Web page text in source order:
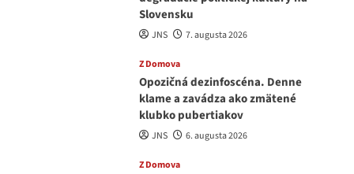
Slovensku
JNS 7. augusta 2026
Z Domova
Opozičná dezinfoscéna. Denne
klame a zavádza ako zmätené
klubko pubertiakov
JNS 6. augusta 2026
Z Domova